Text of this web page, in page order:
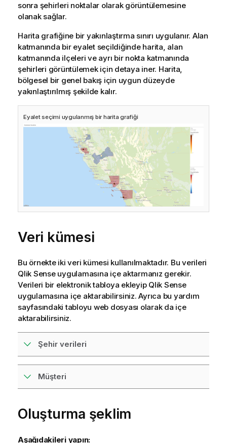
sonra şehirleri noktalar olarak görüntülemesine
olanak sağlar.
Harita grafiğine bir yakınlaştırma sınırı uygulanır. Alan
katmanında bir eyalet seçildiğinde harita, alan
katmanında ilçeleri ve ayrı bir nokta katmanında
şehirleri görüntülemek için detaya iner. Harita,
bölgesel bir genel bakış için uygun düzeyde
yakınlaştırılmış şekilde kalır.
Eyalet seçimi uygulanmış bir harita grafiği
Veri kümesi
Bu örnekte iki veri kümesi kullanılmaktadır. Bu verileri
Qlik Senseuygulamasına içe aktarmanız gerekir.
Verileri bir elektronik tabloya ekleyip Qlik Sense
uygulamasına içe aktarabilirsiniz. Ayrıca bu yardım
sayfasındaki tabloyu web dosyası olarak da içe
aktarabilirsiniz.
Şehir verileri
Müşteri
Oluşturma şeklim
Aşağıdakileri yapın: